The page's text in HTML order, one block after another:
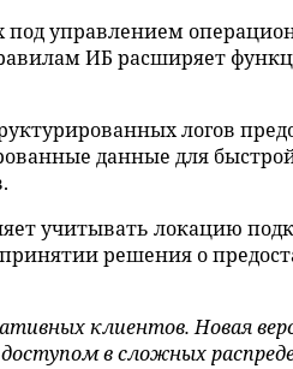
под управлением
ИБ расширяет
логов
данные для
учитывать локацию
решения о
клиентов. Новая
в сложных